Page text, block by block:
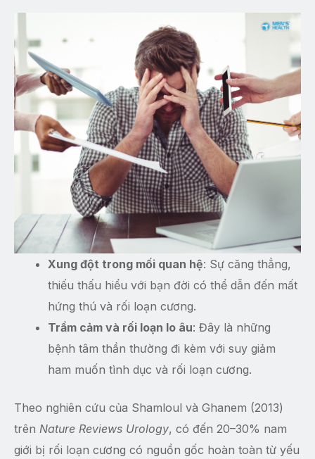
Xung đột trong mối quan hệ: Sự căng thẳng,
thiếu thấu hiểu với bạn đời có thể dẫn đến mất
hứng thú và rối loạn cương.
Trầm cảm và rối loạn lo âu: Đây là những
bệnh tâm thần thường đi kèm với suy giảm
ham muốn tình dục và rối loạn cương.
Theo nghiên cứu của Shamloul và Ghanem (2013)
trên Nature Reviews Urology, có đến 20–30% nam
giới bị rối loạn cương có nguồn gốc hoàn toàn từ yếu